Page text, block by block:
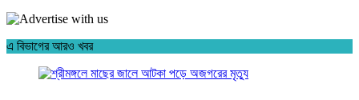
এ বিভাগের আরও খবর